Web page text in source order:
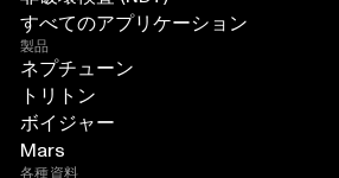
すべてのアプリケーション
製品
ネプチューン
トリトン
ボイジャー
Mars
各種資料